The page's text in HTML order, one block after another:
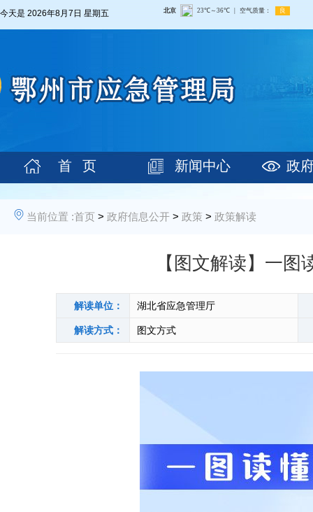
今天是 2026年8月7日 星期五
首 页 新闻中心 政
当前位置 :首页 > 政府信息公开 > 政策 > 政策解读
【图文解读】一
解读单位： 湖北省应急管理厅
解读方式： 图文方式